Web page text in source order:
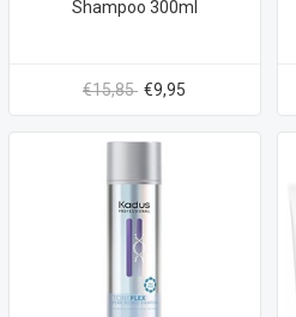
Shampoo 300ml
€15,85 €9,95